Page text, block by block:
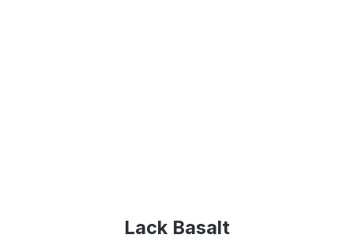
Lack Basalt